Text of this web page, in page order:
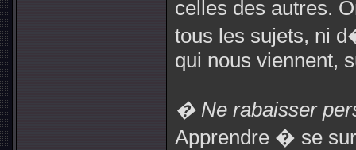
celles des autres.
tous les sujets, ni
qui nous viennent,
� Ne rabaisser
Apprendre � se